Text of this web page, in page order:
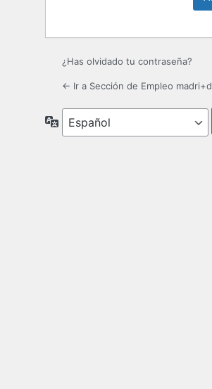
¿Has olvidado tu contraseña?
← Ir a Sección de Empleo madri+d
Idioma